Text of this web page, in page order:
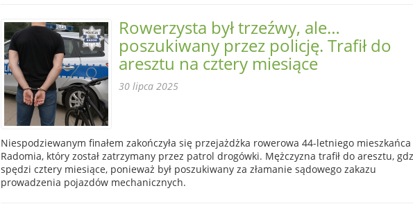
Rowerzysta był trzeźwy, ale…
poszukiwany przez policję. Trafił do
aresztu na cztery miesiące
30 lipca 2025
Niespodziewanym finałem zakończyła się przejażdżka rowerowa 44-letniego mieszkańca
Radomia, który został zatrzymany przez patrol drogówki. Mężczyzna trafił do aresztu,
spędzi cztery miesiące, ponieważ był poszukiwany za złamanie sądowego zakazu
prowadzenia pojazdów mechanicznych.